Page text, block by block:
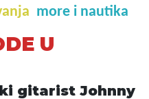
more i nautika
U
gitarist Johnny